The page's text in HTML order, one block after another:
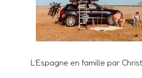
L’Espagne en famille par